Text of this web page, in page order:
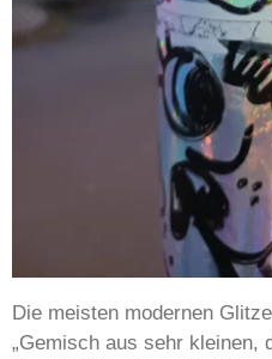
Die meisten modernen
„Gemisch aus sehr kleinen,